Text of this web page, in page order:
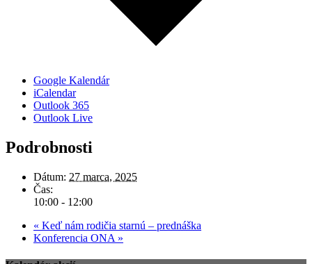
Google Kalendár
iCalendar
Outlook 365
Outlook Live
Podrobnosti
Dátum: 27 marca, 2025
Čas:
10:00 - 12:00
« Keď nám rodičia starnú – prednáška
Konferencia ONA »